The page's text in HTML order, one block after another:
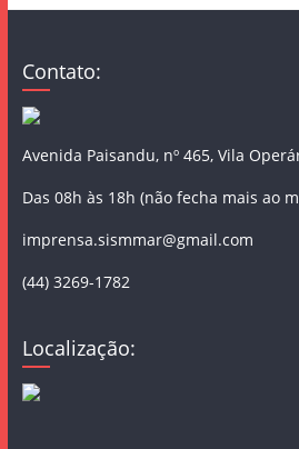
Contato:
Avenida Paisandu, nº 465, Vila
Das 08h às 18h (não fecha mais ao
imprensa.sismmar@gmail.com
(44) 3269-1782
Localização: